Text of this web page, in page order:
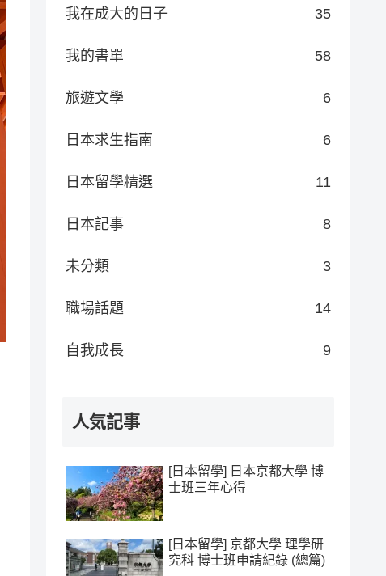
我在成大的日子 35
我的書單 58
旅遊文學 6
日本求生指南 6
日本留學精選 11
日本記事 8
未分類 3
職場話題 14
自我成長 9
人気記事
[日本留學] 日本京都大學 博
士班三年心得
[日本留學] 京都大學 理學研
究科 博士班申請紀錄 (總篇)